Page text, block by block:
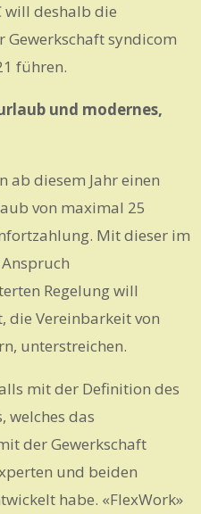
will deshalb die
syndicom
führen.
und modernes,
ab diesem Jahr einen
von maximal 25
Mit dieser im
Regelung will
die Vereinbarkeit von
unterstreichen.
mit der Definition des
welches das
der Gewerkschaft
und beiden
habe. «FlexWork»